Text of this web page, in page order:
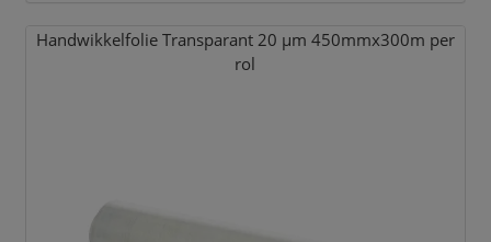
Handwikkelfolie Transparant 20 µm 450mmx300m per
rol